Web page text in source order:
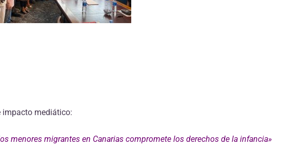
impacto mediático:
menores migrantes en Canarias compromete los derechos de la infancia»